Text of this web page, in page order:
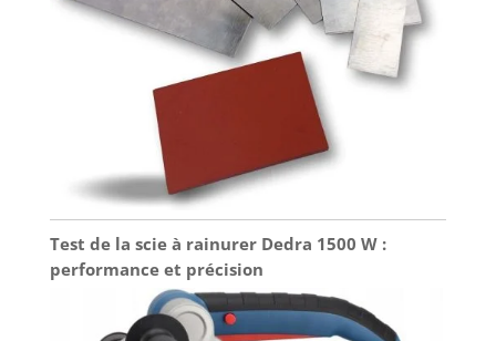
Test de la scie à rainurer Dedra 1500 W :
performance et précision